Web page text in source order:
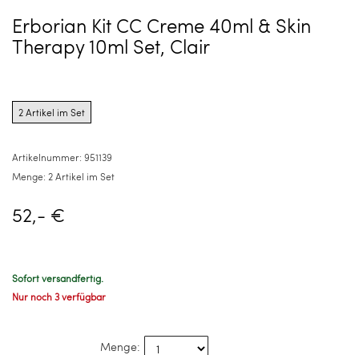
Erborian Kit CC Creme 40ml & Skin
Therapy 10ml Set, Clair
options
for
im
Set
2 Artikel im Set
Artikelnummer: 951139
Menge: 2 Artikel im Set
52,- €
Sofort versandfertig.
Nur noch 3 verfügbar
Menge: